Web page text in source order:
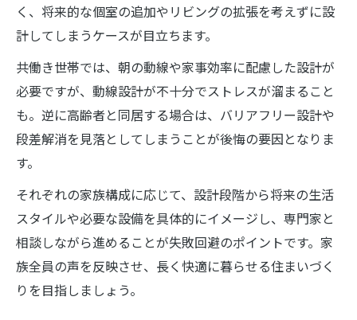
く、将来的な個室の追加やリビングの拡張を考えずに設
計してしまうケースが目立ちます。
共働き世帯では、朝の動線や家事効率に配慮した設計が
必要ですが、動線設計が不十分でストレスが溜まること
も。逆に高齢者と同居する場合は、バリアフリー設計や
段差解消を見落としてしまうことが後悔の要因となりま
す。
それぞれの家族構成に応じて、設計段階から将来の生活
スタイルや必要な設備を具体的にイメージし、専門家と
相談しながら進めることが失敗回避のポイントです。家
族全員の声を反映させ、長く快適に暮らせる住まいづく
りを目指しましょう。